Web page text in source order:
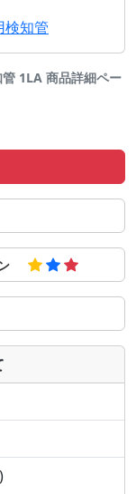
検知管
1LA 商品詳細ペー